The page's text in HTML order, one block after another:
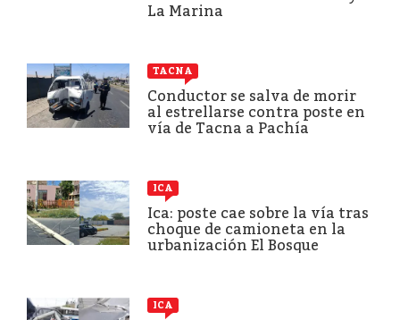
La Marina
TACNA
Conductor se salva de morir
al estrellarse contra poste en
vía de Tacna a Pachía
ICA
Ica: poste cae sobre la vía tras
choque de camioneta en la
urbanización El Bosque
ICA